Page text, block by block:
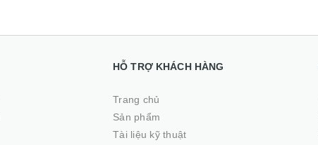
HỖ TRỢ KHÁCH HÀNG
Trang chủ
Sản phẩm
Tài liệu kỹ thuật